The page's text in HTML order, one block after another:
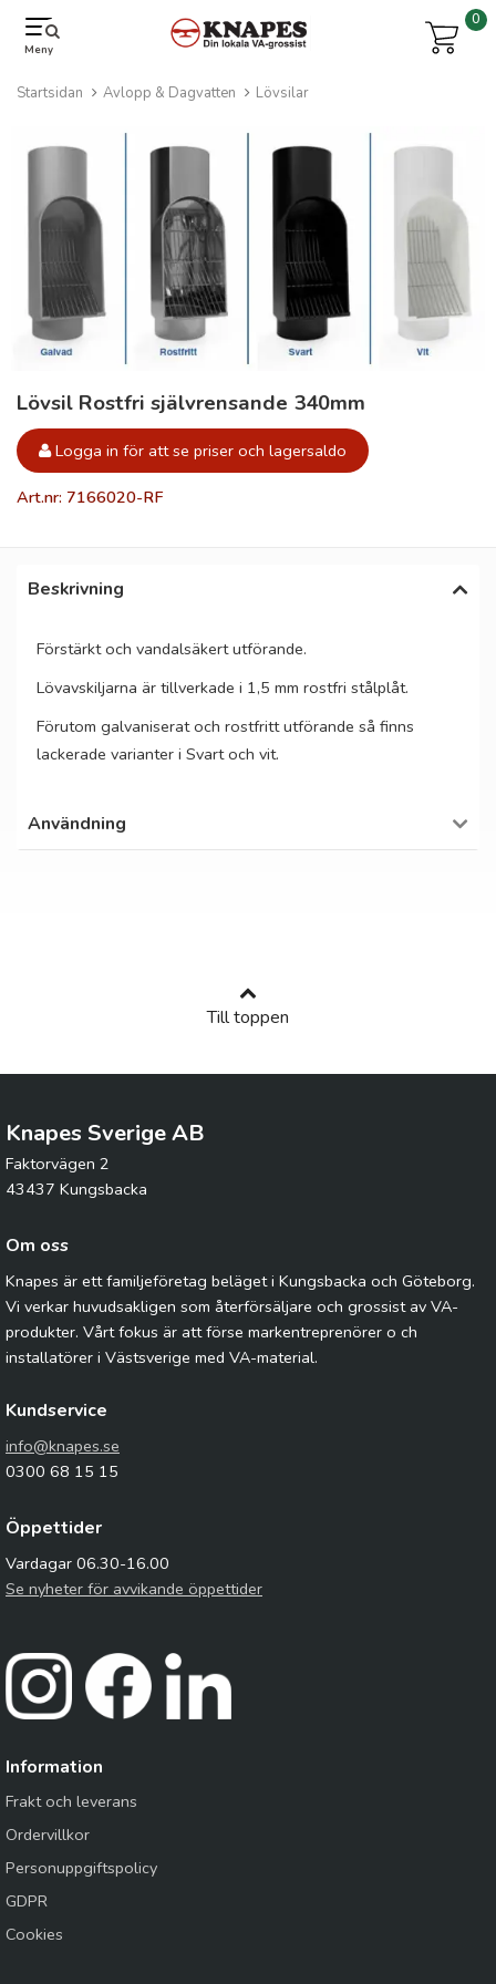
Meny
0
Startsidan Avlopp & Dagvatten Lövsilar
Lövsil Rostfri självrensande 340mm
Logga in för att se priser och lagersaldo
Art.nr: 7166020-RF
Beskrivning
Förstärkt och vandalsäkert utförande.
Lövavskiljarna är tillverkade i 1,5 mm rostfri stålplåt.
Förutom galvaniserat och rostfritt utförande så finns
lackerade varianter i Svart och vit.
Användning
Till toppen
Knapes Sverige AB
Faktorvägen 2
43437 Kungsbacka
Om oss
Knapes är ett familjeföretag beläget i Kungsbacka och Göteborg.
Vi verkar huvudsakligen som återförsäljare och grossist av VA-
produkter. Vårt fokus är att förse markentreprenörer o ch
installatörer i Västsverige med VA-material.
Kundservice
info@knapes.se
0300 68 15 15
Öppettider
Vardagar 06.30-16.00
Se nyheter för avvikande öppettider
Information
Frakt och leverans
Ordervillkor
Personuppgiftspolicy
GDPR
Cookies